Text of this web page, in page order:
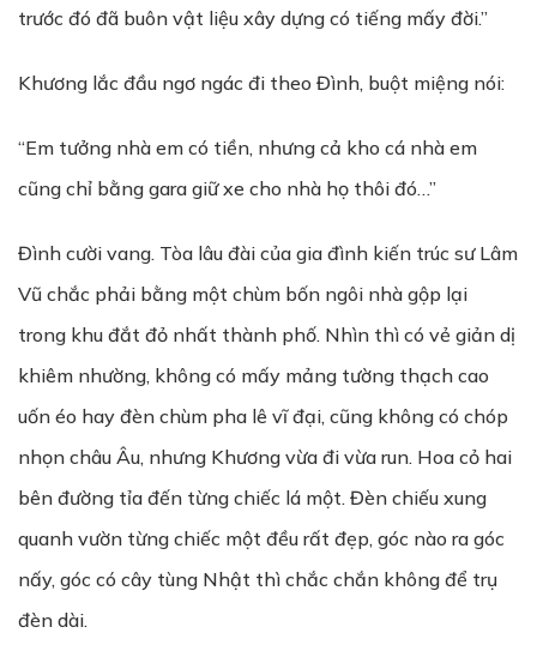
trước đó đã buôn vật liệu xây dựng có tiếng mấy đời.”
Khương lắc đầu ngơ ngác đi theo Đình, buột miệng nói:
“Em tưởng nhà em có tiền, nhưng cả kho cá nhà em
cũng chỉ bằng gara giữ xe cho nhà họ thôi đó…”
Đình cười vang. Tòa lâu đài của gia đình kiến trúc sư Lâm
Vũ chắc phải bằng một chùm bốn ngôi nhà gộp lại
trong khu đắt đỏ nhất thành phố. Nhìn thì có vẻ giản dị
khiêm nhường, không có mấy mảng tường thạch cao
uốn éo hay đèn chùm pha lê vĩ đại, cũng không có chóp
nhọn châu Âu, nhưng Khương vừa đi vừa run. Hoa cỏ hai
bên đường tỉa đến từng chiếc lá một. Đèn chiếu xung
quanh vườn từng chiếc một đều rất đẹp, góc nào ra góc
nấy, góc có cây tùng Nhật thì chắc chắn không để trụ
đèn dài.